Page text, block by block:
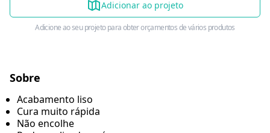
Adicionar ao projeto
Adicione ao seu projeto para obter orçamentos de vários produtos
Sobre
Acabamento liso
Cura muito rápida
Não encolhe